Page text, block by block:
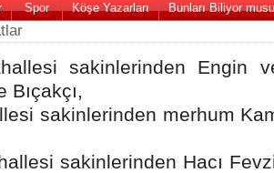
Spor Köşe Yazarları Bunları Biliyor
sakinlerinden Engin
Bıçakçı,
sakinlerinden merhum
sakinlerinden Hacı